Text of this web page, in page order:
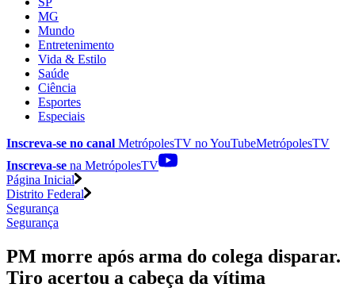
MG
Mundo
Entretenimento
Vida & Estilo
Saúde
Ciência
Esportes
Especiais
Inscreva-se no canal MetrópolesTV noYouTubeMetrópolesTV
Inscreva-se na MetrópolesTV
Página Inicial
Distrito Federal
Segurança
Segurança
PM morre após arma do colega disparar.
Tiro acertou a cabeça da vítima